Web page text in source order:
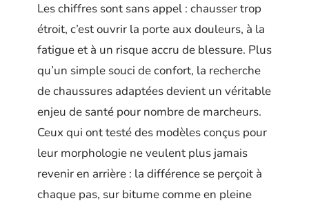
Les chiffres sont sans appel : chausser trop
étroit, c’est ouvrir la porte aux douleurs, à la
fatigue et à un risque accru de blessure. Plus
qu’un simple souci de confort, la recherche
de chaussures adaptées devient un véritable
enjeu de santé pour nombre de marcheurs.
Ceux qui ont testé des modèles conçus pour
leur morphologie ne veulent plus jamais
revenir en arrière : la différence se perçoit à
chaque pas, sur bitume comme en pleine